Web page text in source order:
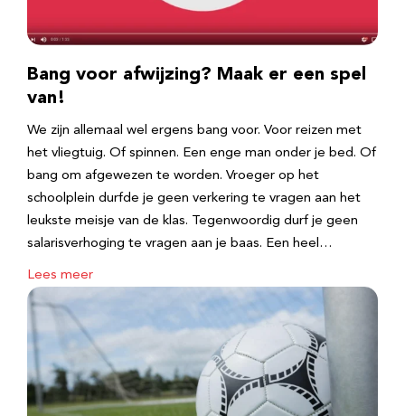
Bang voor afwijzing? Maak er een spel
van!
We zijn allemaal wel ergens bang voor. Voor reizen met
het vliegtuig. Of spinnen. Een enge man onder je bed. Of
bang om afgewezen te worden. Vroeger op het
schoolplein durfde je geen verkering te vragen aan het
leukste meisje van de klas. Tegenwoordig durf je geen
salarisverhoging te vragen aan je baas. Een heel…
Lees meer